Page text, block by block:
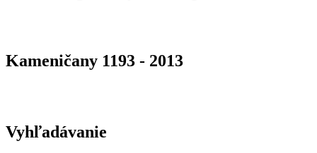
Kameničany 1193 - 2013
Vyhľadávanie